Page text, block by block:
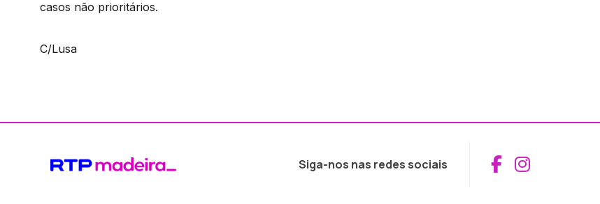
casos não prioritários.
C/Lusa
Siga-nos nas redes sociais Aceder ao
Aceder